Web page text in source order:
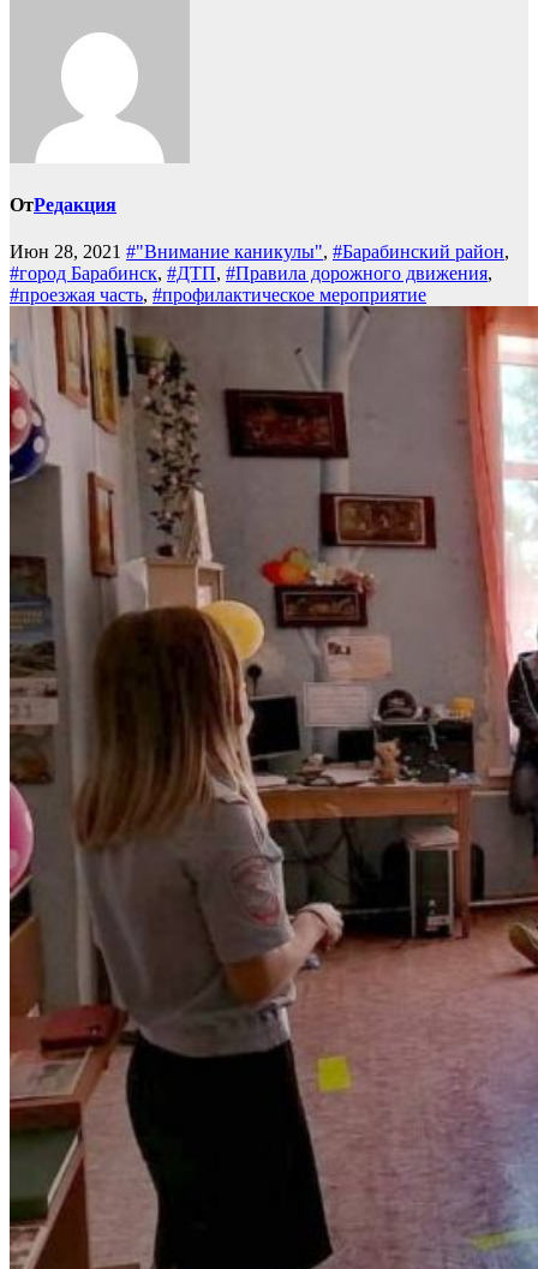
ОтРедакция
Июн 28, 2021 #"Внимание каникулы", #Барабинский район,
#город Барабинск, #ДТП, #Правила дорожного движения,
#проезжая часть, #профилактическое мероприятие